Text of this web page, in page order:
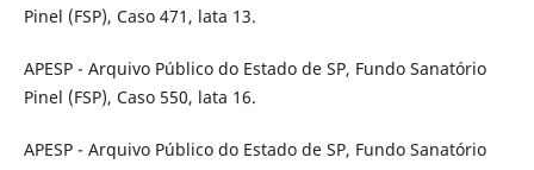
Pinel (FSP), Caso 471, lata 13.
APESP - Arquivo Público do Estado de SP, Fundo Sanatório
Pinel (FSP), Caso 550, lata 16.
APESP - Arquivo Público do Estado de SP, Fundo Sanatório